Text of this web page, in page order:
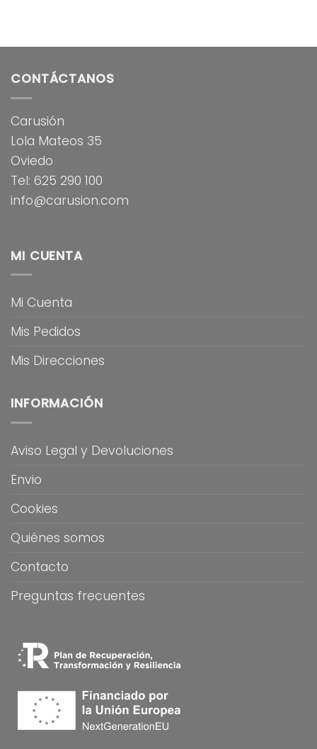
CONTÁCTANOS
Carusión
Lola Mateos 35
Oviedo
Tel: 625 290 100
info@carusion.com
MI CUENTA
Mi Cuenta
Mis Pedidos
Mis Direcciones
INFORMACIÓN
Aviso Legal y Devoluciones
Envio
Cookies
Quiénes somos
Contacto
Preguntas frecuentes